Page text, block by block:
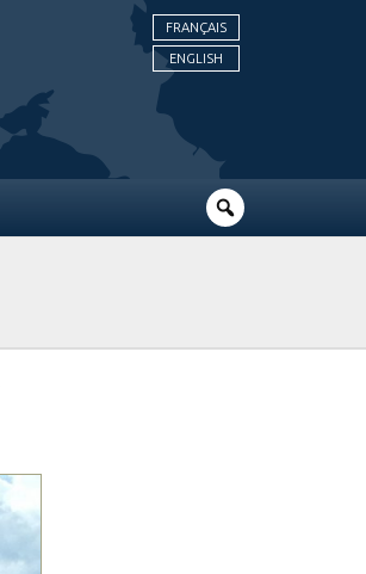
FRANÇAIS
ENGLISH